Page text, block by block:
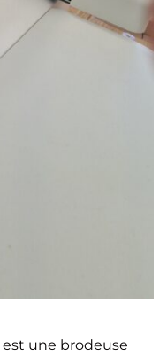
est une brodeuse